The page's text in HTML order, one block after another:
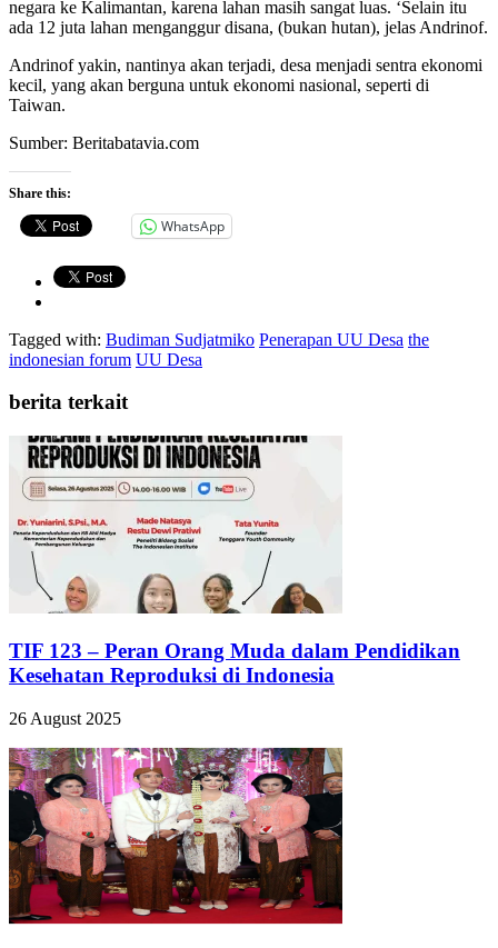
negara ke Kalimantan, karena lahan masih sangat luas. ‘Selain itu
ada 12 juta lahan menganggur disana, (bukan hutan), jelas Andrinof.
Andrinof yakin, nantinya akan terjadi, desa menjadi sentra ekonomi
kecil, yang akan berguna untuk ekonomi nasional, seperti di
Taiwan.
Sumber: Beritabatavia.com
Share this:
WhatsApp
Tagged with: Budiman Sudjatmiko Penerapan UU Desa the
indonesian forum UU Desa
berita terkait
TIF 123 – Peran Orang Muda dalam Pendidikan
Kesehatan Reproduksi di Indonesia
26 August 2025